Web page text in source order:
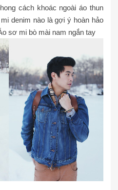
cách khoác ngoài áo thun
denim nào là gợi ý hoàn hảo
sơ mi bò mài nam ngắn tay